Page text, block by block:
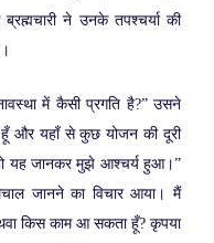
ने उनके तपश्चर्या की
में कैसी प्रगति है?” उसने
हूँ और यहाँ से कुछ योजन की दूरी
यह जानकर मुझे आश्चर्य हुआ।”
जानने का विचार आया। मैं
किस काम आ सकता हूँ? कृपया